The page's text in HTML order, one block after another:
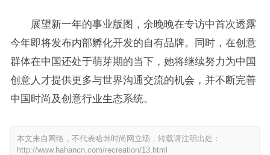
展望新一年的事业版图，余晚晚在专访中首次透露
今年即将发布内部孵化开发的自有品牌。同时，在创意
群体在中国还处于萌芽期的当下，她将继续努力为中国
创意人才提供更多与世界沟通交流的机会，并不断完善
中国时尚及创意行业生态系统。
本文来自网络，不代表哈韩时尚网立场，转载请注明出处：
http://www.hahancn.com/recreation/13.html